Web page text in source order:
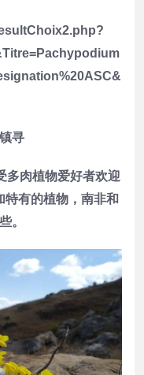
寻
肉植物爱好者欢迎
特有的植物，南非和
。